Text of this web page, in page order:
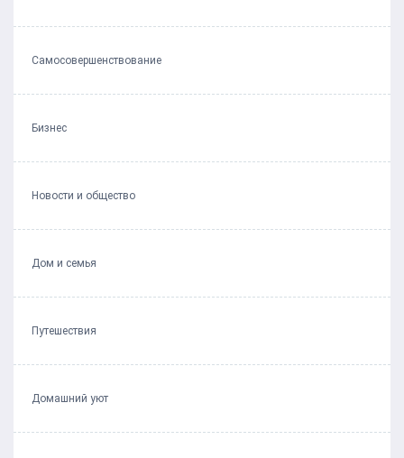
Самосовершенствование
Бизнес
Новости и общество
Дом и семья
Путешествия
Домашний уют